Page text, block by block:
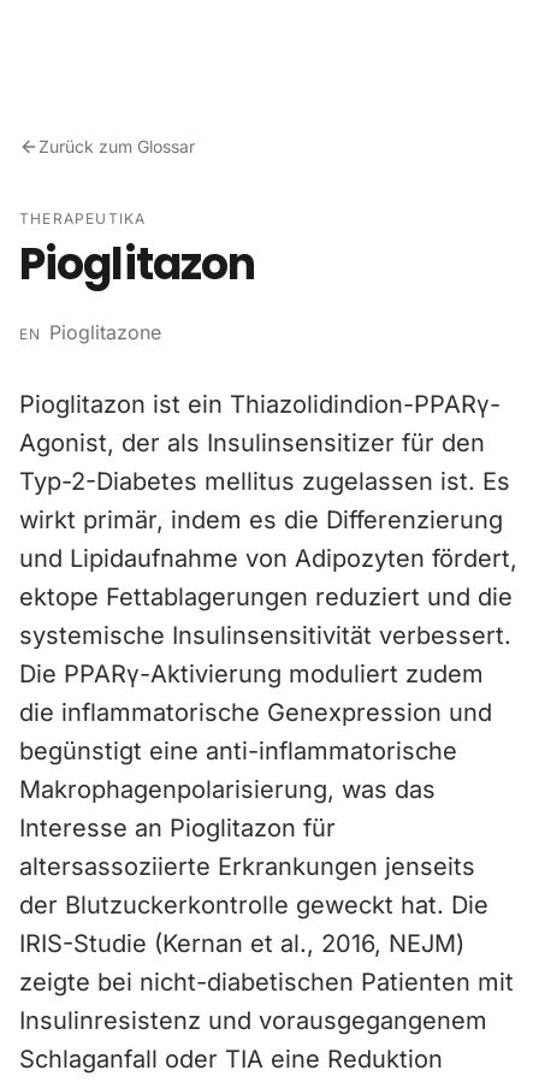
Zurück zum Glossar
THERAPEUTIKA
Pioglitazon
EN Pioglitazone
Pioglitazon ist ein Thiazolidindion-PPARγ-
Agonist, der als Insulinsensitizer für den
Typ-2-Diabetes mellitus zugelassen ist. Es
wirkt primär, indem es die Differenzierung
und Lipidaufnahme von Adipozyten fördert,
ektope Fettablagerungen reduziert und die
systemische Insulinsensitivität verbessert.
Die PPARγ-Aktivierung moduliert zudem
die inflammatorische Genexpression und
begünstigt eine anti-inflammatorische
Makrophagenpolarisierung, was das
Interesse an Pioglitazon für
altersassoziierte Erkrankungen jenseits
der Blutzuckerkontrolle geweckt hat. Die
IRIS-Studie (Kernan et al., 2016, NEJM)
zeigte bei nicht-diabetischen Patienten mit
Insulinresistenz und vorausgegangenem
Schlaganfall oder TIA eine Reduktion